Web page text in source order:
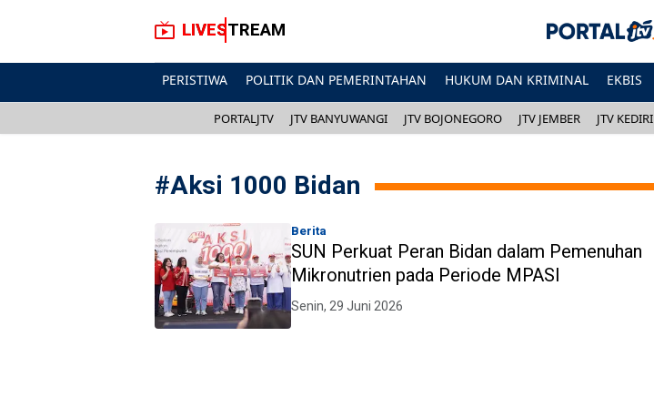
LIVESTREAM
PERISTIWA POLITIK DAN PEMERINTAHAN HUKUM DAN KRIMINAL EKBIS
PORTALJTV JTV BANYUWANGI JTV BOJONEGORO JTV JEMBER JTV KEDIRI
#Aksi 1000 Bidan
Berita
SUN Perkuat Peran Bidan dalam Pemenuhan
Mikronutrien pada Periode MPASI
Senin, 29 Juni 2026